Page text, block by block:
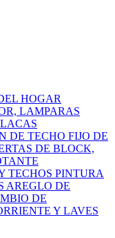
HOGAR
LAMPARAS
DE TECHO FIJO DE
DE BLOCK,
TECHOS PINTURA
AREGLO DE
DE
Y LAVES